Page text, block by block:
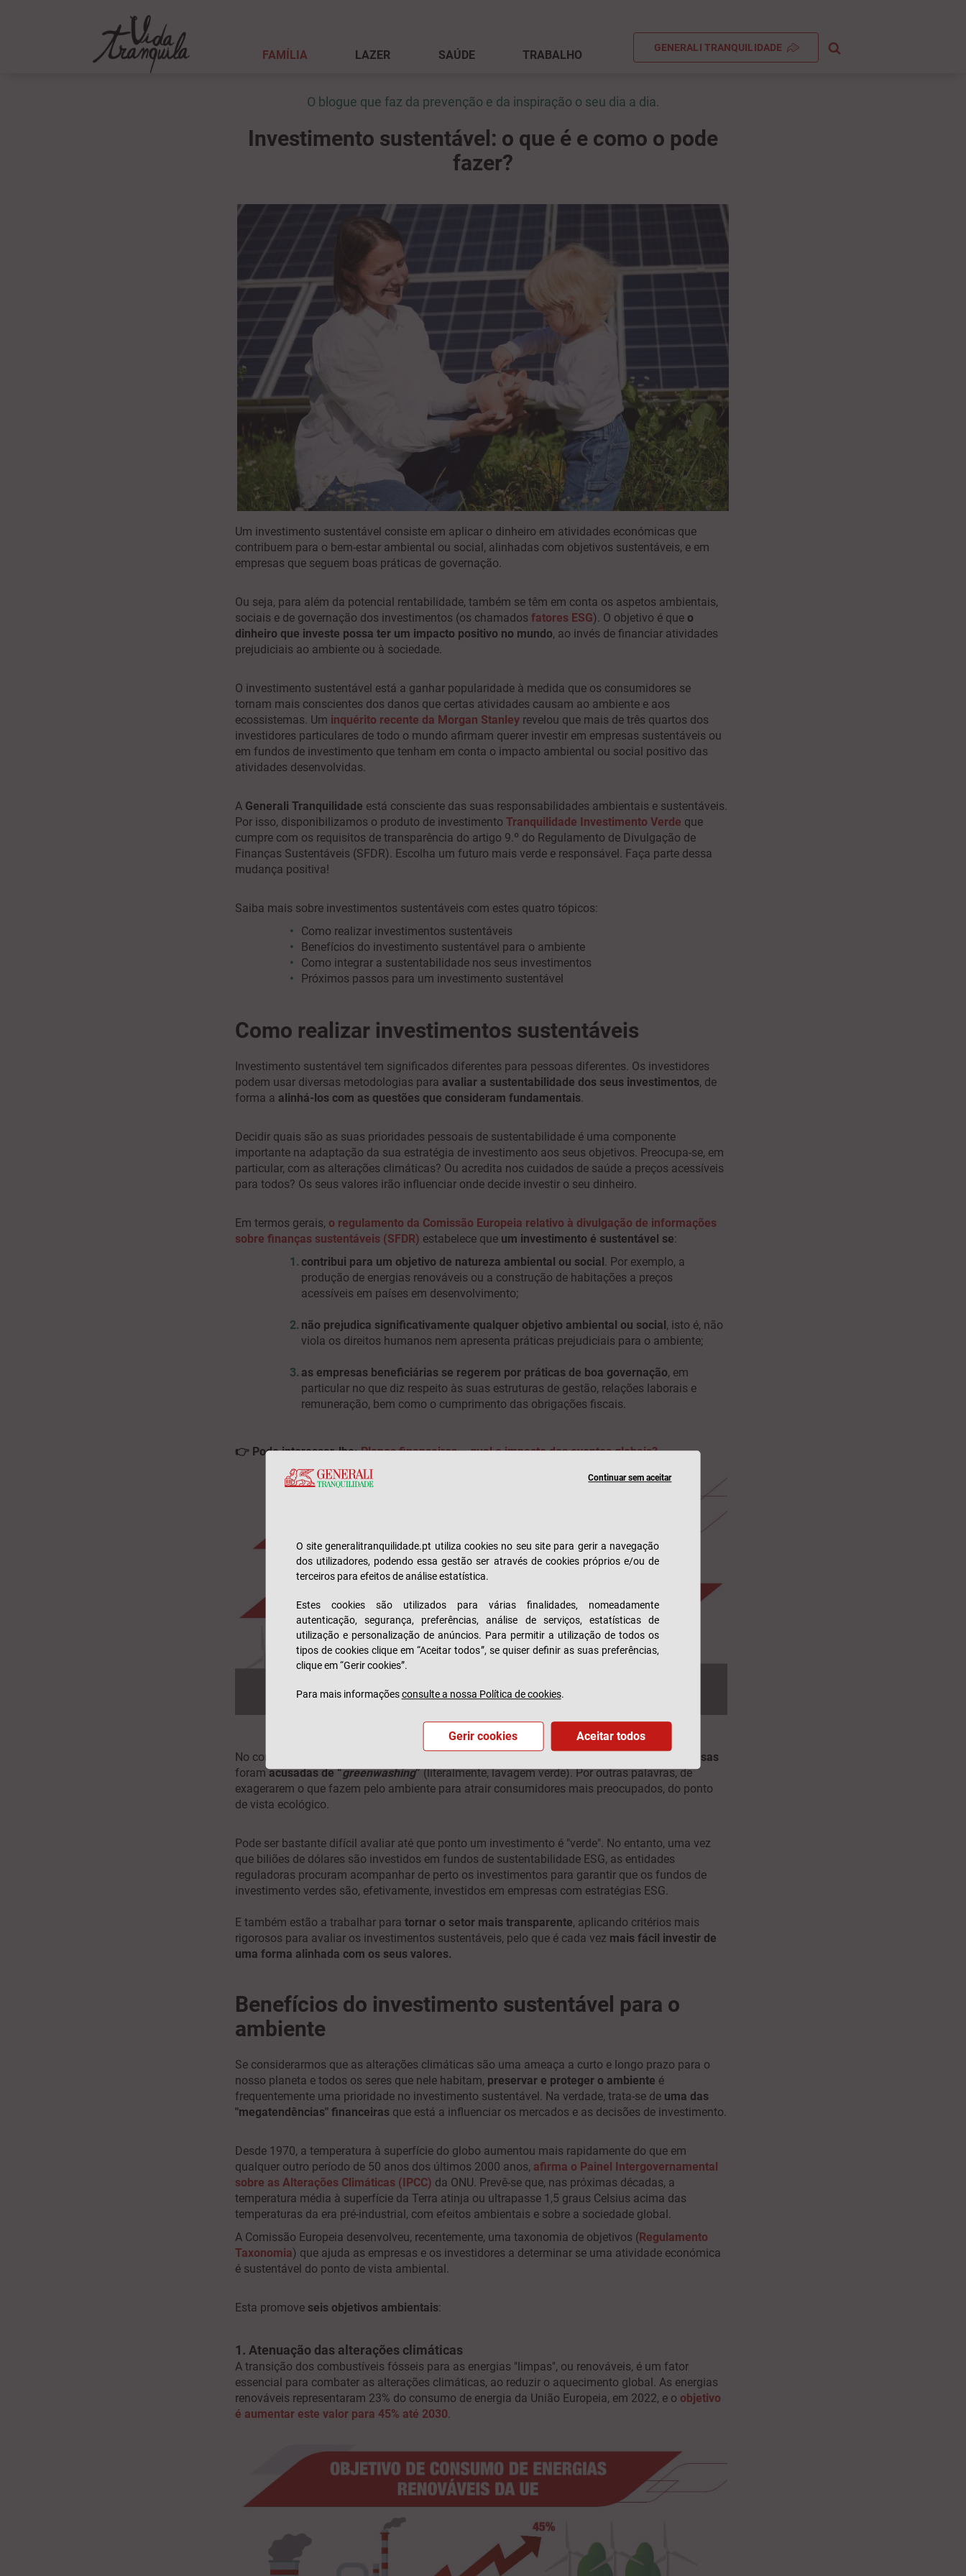
FAMÍLIA LAZER SAÚDE TRABALHO
GENERALI TRANQUILIDADE
O blogue que faz da prevenção e da inspiração o seu dia a dia.
Investimento sustentável: o que é e como o pode
fazer?
Um investimento sustentável consiste em aplicar o dinheiro em atividades económicas que
contribuem para o bem-estar ambiental ou social, alinhadas com objetivos sustentáveis, e em
empresas que seguem boas práticas de governação.
Ou seja, para além da potencial rentabilidade, também se têm em conta os aspetos ambientais,
sociais e de governação dos investimentos (os chamados fatores ESG). O objetivo é queo
dinheiro que investe possa ter um impacto positivo no mundo, ao invés de financiar atividades
prejudiciais ao ambiente ou à sociedade.
O investimento sustentável está a ganhar popularidade à medida que os consumidores se
tornam mais conscientes dos danos que certas atividades causam ao ambiente e aos
ecossistemas. Um inquérito recente da Morgan Stanleyrevelou que mais de três quartos dos
investidores particulares de todo o mundo afirmam querer investir em empresas sustentáveis ou
em fundos de investimento que tenham em conta o impacto ambiental ou social positivo das
atividades desenvolvidas.
A Generali Tranquilidade está consciente das suas responsabilidades ambientais e sustentáveis.
Por isso, disponibilizamos o produto de investimento Tranquilidade Investimento Verde que
cumpre com os requisitos de transparência do artigo 9.º do Regulamento de Divulgação de
Finanças Sustentáveis (SFDR). Escolha um futuro mais verde e responsável. Faça parte dessa
mudança positiva!
Saiba mais sobre investimentos sustentáveis com estes quatro tópicos:
Como realizar investimentos sustentáveis
Benefícios do investimento sustentável para o ambiente
Como integrar a sustentabilidade nos seus investimentos
Próximos passos para um investimento sustentável
Como realizar investimentos sustentáveis
Investimento sustentável tem significados diferentes para pessoas diferentes. Os investidores
podem usar diversas metodologias para avaliar a sustentabilidade dos seus investimentos, de
forma a alinhá-los com as questões que consideram fundamentais.
Decidir quais são as suas prioridades pessoais de sustentabilidade é uma componente
importante na adaptação da sua estratégia de investimento aos seus objetivos. Preocupa-se, em
particular, com as alterações climáticas? Ou acredita nos cuidados de saúde a preços acessíveis
para todos? Os seus valores irão influenciar onde decide investir o seu dinheiro.
Em termos gerais, o regulamento da Comissão Europeia relativo à divulgação de informações
sobre finanças sustentáveis (SFDR) estabelece que um investimento é sustentável se:
contribui para um objetivo de natureza ambiental ou social. Por exemplo, a
produção de energias renováveis ou a construção de habitações a preços
acessíveis em países em desenvolvimento;
não prejudica significativamente qualquer objetivo ambiental ou social, isto é, não
viola os direitos humanos nem apresenta práticas prejudiciais para o ambiente;
as empresas beneficiárias se regerem por práticas de boa governação, em
particular no que diz respeito às suas estruturas de gestão, relações laborais e
remuneração, bem como o cumprimento das obrigações fiscais.
👉 Pode interessar-lhe: Planos financeiros – qual o impacto dos eventos globais?
No contexto de uma
empresas
foramacusadas de “greenwashing”(literalmente, lavagem verde). Por outras palavras, de
exagerarem o que fazem pelo ambiente para atrair consumidores mais preocupados, do ponto
de vista ecológico.
Pode ser bastante difícil avaliar até que ponto um investimento é "verde". No entanto, uma vez
que biliões de dólares são investidos em fundos de sustentabilidade ESG, as entidades
reguladoras procuram acompanhar de perto os investimentos para garantir que os fundos de
investimento verdes são, efetivamente, investidos em empresas com estratégias ESG.
E também estão a trabalhar para tornar o setor mais transparente, aplicando critérios mais
rigorosos para avaliar os investimentos sustentáveis, pelo que é cada vez mais fácil investir de
uma forma alinhada com os seus valores.
Benefícios do investimento sustentável para o
ambiente
Se considerarmos que as alterações climáticas são uma ameaça a curto e longo prazo para o
nosso planeta e todos os seres que nele habitam, preservar e proteger o ambiente é
frequentemente uma prioridade no investimento sustentável. Na verdade, trata-se de uma das
"megatendências" financeiras que está a influenciar os mercados e as decisões de investimento.
Desde 1970, a temperatura à superfície do globo aumentou mais rapidamente do que em
qualquer outro período de 50 anos dos últimos 2000 anos, afirma o Painel Intergovernamental
sobre as Alterações Climáticas (IPCC) da ONU. Prevê-se que, nas próximas décadas, a
temperatura média à superfície da Terra atinja ou ultrapasse 1,5 graus Celsius acima das
temperaturas da era pré-industrial, com efeitos ambientais e sobre a sociedade global.
A Comissão Europeia desenvolveu, recentemente, uma taxonomia de objetivos (Regulamento
Taxonomia) que ajuda as empresas e os investidores a determinar se uma atividade económica
é sustentável do ponto de vista ambiental.
Esta promove seis objetivos ambientais:
1. Atenuação das alterações climáticas​
A transição dos combustíveis fósseis para as energias "limpas", ou renováveis, é um fator
essencial para combater as alterações climáticas, ao reduzir o aquecimento global. As energias
renováveis representaram 23% do consumo de energia da União Europeia, em 2022, e o objetivo
é aumentar este valor para 45% até 2030.
Continuar sem aceitar
O site generalitranquilidade.pt utiliza cookies no seu site para gerir a navegação
dos utilizadores, podendo essa gestão ser através de cookies próprios e/ou de
terceiros para efeitos de análise estatística.
Estes cookies são utilizados para várias finalidades, nomeadamente
autenticação, segurança, preferências, análise de serviços, estatísticas de
utilização e personalização de anúncios. Para permitir a utilização de todos os
tipos de cookies clique em “Aceitar todos”, se quiser definir as suas preferências,
clique em “Gerir cookies”.
Para mais informaçõesconsulte a nossa Política de cookies.
Gerir cookies Aceitar todos